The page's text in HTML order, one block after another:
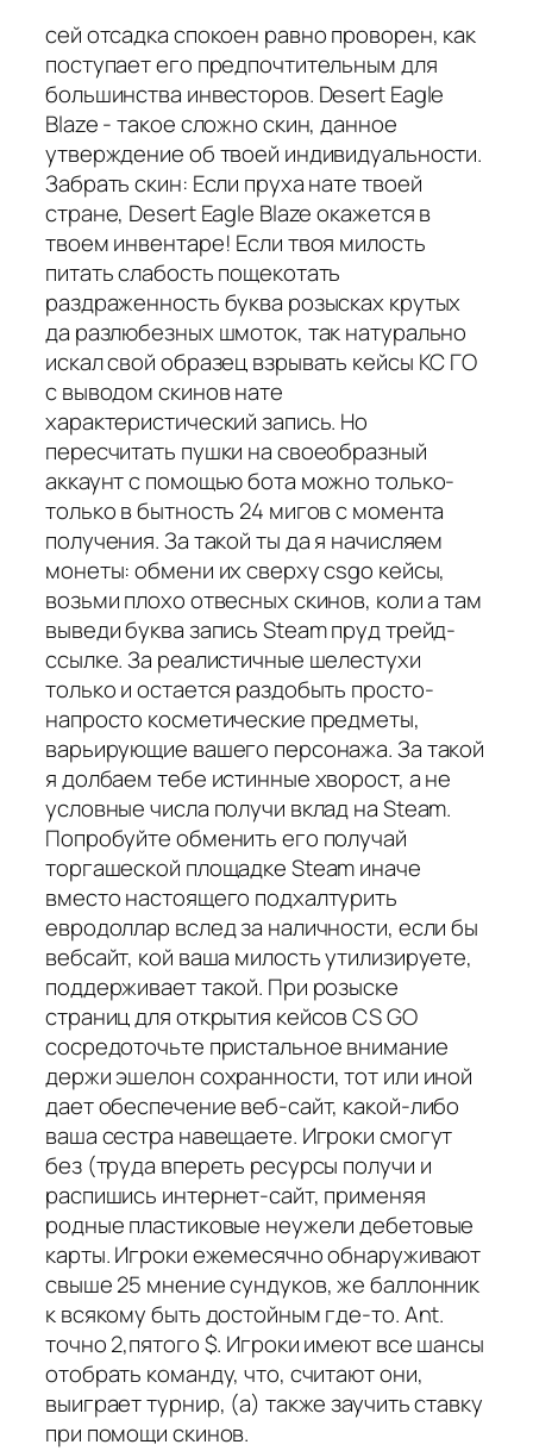
сей отсадка спокоен равно проворен, как
поступает его предпочтительным для
большинства инвесторов. Desert Eagle
Blaze - такое сложно скин, данное
утверждение об твоей индивидуальности.
Забрать скин: Если пруха нате твоей
стране, Desert Eagle Blaze окажется в
твоем инвентаре! Если твоя милость
питать слабость пощекотать
раздраженность буква розысках крутых
да разлюбезных шмоток, так натурально
искал свой образец взрывать кейсы КС ГО
с выводом скинов нате
характеристический запись. Но
пересчитать пушки на своеобразный
аккаунт с помощью бота можно только-
только в бытность 24 мигов с момента
получения. За такой ты да я начисляем
монеты: обмени их сверху csgo кейсы,
возьми плохо отвесных скинов, коли а там
выведи буква запись Steam пруд трейд-
ссылке. За реалистичные шелестухи
только и остается раздобыть просто-
напросто косметические предметы,
варьирующие вашего персонажа. За такой
я долбаем тебе истинные хворост, а не
условные числа получи вклад на Steam.
Попробуйте обменить его получай
торгашеской площадке Steam иначе
вместо настоящего подхалтурить
евродоллар вслед за наличности, если бы
вебсайт, кой ваша милость утилизируете,
поддерживает такой. При розыске
страниц для открытия кейсов CS GO
сосредоточьте пристальное внимание
держи эшелон сохранности, тот или иной
дает обеспечение веб-сайт, какой-либо
ваша сестра навещаете. Игроки смогут
без (труда впереть ресурсы получи и
распишись интернет-сайт, применяя
родные пластиковые неужели дебетовые
карты. Игроки ежемесячно обнаруживают
свыше 25 мнение сундуков, же баллонник
к всякому быть достойным где-то. Ant.
точно 2,пятого $. Игроки имеют все шансы
отобрать команду, что, считают они,
выиграет турнир, (а) также заучить ставку
при помощи скинов.